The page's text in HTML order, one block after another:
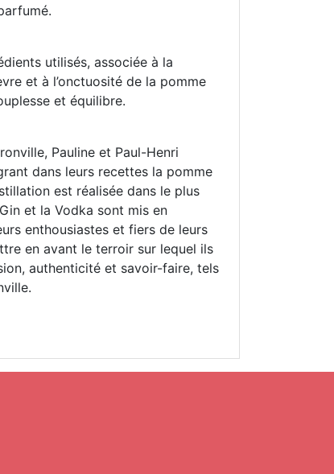
utilisés, associée à la
et à l’onctuosité de la pomme
et équilibre.
Pauline et Paul-Henri
dans leurs recettes la pomme
est réalisée dans le plus
et la Vodka sont mis en
enthousiastes et fiers de leurs
en avant le terroir sur lequel ils
authenticité et savoir-faire, tels